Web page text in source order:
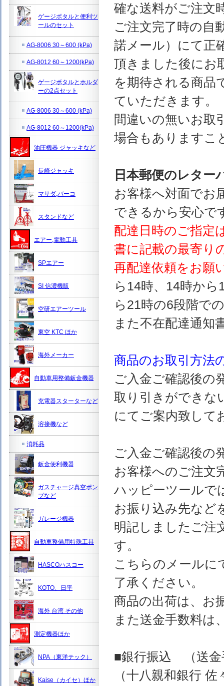
確な送料がご注文
ご注文完了時の自
諾メール）にて正
頂きました後にお
を期待される商品
ていただきます。
間違いの無いお取
場合もありますこ
日本郵便のレター
お客様へ対面でお
できるから安心で
配達日時のご指定
書に記載の最寄り
再配達依頼をお願
ら14時、14時か
ら21時の6段階で
また不在配達通知
商品のお取引方法
ご入金ご確認後の
取り引きができな
にてご案内致して
ご入金ご確認後の
お客様へのご注文
ハッピーツールで
お振り込み先など
明記しましたご注
す。
こちらのメールに
了承ください。
商品の出荷は、お
また送金手数料は
■銀行振込 （送金
（十八親和銀行
ゲージボタルと便利ツ
ールのセット
AG-8006 30～600 (kPa)
AG-8012 60～1200(kPa)
ゲージボタルとホルダ
ーの2点セット
AG-8006 30～600 (kPa)
AG-8012 60～1200(kPa)
油圧機器 ジャッキなど
長崎ジャッキ
マサダ,バーコ
スタンドなど
エアー,電動工具
SPエアー
SI 信濃機販
空研エアーツール
東空 KTC ほか
海外メーカー
自動車用整備鈑金機器
充電器スターターなど
溶接機など
消耗品
鈑金便利機器
ガスチャージ真空ポン
プなど
ガレージ機器
自動車整備用特殊工具
HASCOハスコー
KOTO、日平
海外 台湾 その他
測定機器ほか
NPA（東洋テック）
Kaise（カイセ）ほか